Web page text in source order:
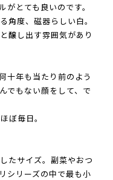
とても良いのです。
角度、磁器らしい白。
醸し出す雰囲気があり
十年も当たり前のよう
でもない顔をして、で
ぼ毎日。
たサイズ。副菜やおつ
シリーズの中で最も小